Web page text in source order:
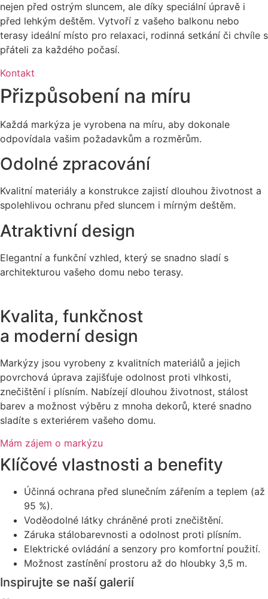
nejen před ostrým sluncem, ale díky speciální úpravě i
před lehkým deštěm. Vytvoří z vašeho balkonu nebo
terasy ideální místo pro relaxaci, rodinná setkání či chvíle s
přáteli za každého počasí.
Kontakt
Přizpůsobení na míru
Každá markýza je vyrobena na míru, aby dokonale
odpovídala vašim požadavkům a rozměrům.
Odolné zpracování
Kvalitní materiály a konstrukce zajistí dlouhou životnost a
spolehlivou ochranu před sluncem i mírným deštěm.
Atraktivní design
Elegantní a funkční vzhled, který se snadno sladí s
architekturou vašeho domu nebo terasy.
Kvalita, funkčnost
a moderní design
Markýzy jsou vyrobeny z kvalitních materiálů a jejich
povrchová úprava zajišťuje odolnost proti vlhkosti,
znečištění i plísním. Nabízejí dlouhou životnost, stálost
barev a možnost výběru z mnoha dekorů, které snadno
sladíte s exteriérem vašeho domu.
Mám zájem o markýzu
Klíčové vlastnosti a benefity
Účinná ochrana před slunečním zářením a teplem (až
95 %).
Voděodolné látky chráněné proti znečištění.
Záruka stálobarevnosti a odolnost proti plísním.
Elektrické ovládání a senzory pro komfortní použití.
Možnost zastínění prostoru až do hloubky 3,5 m.
Inspirujte se naší galerií